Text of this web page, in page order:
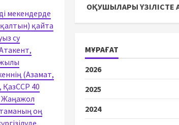
мекендерде
қайта
су
жылы
(Азамат,
40
Жаңажол
оң
ОҚУШЫЛАРЫ
МҰРАҒАТ
2026
2025
2024